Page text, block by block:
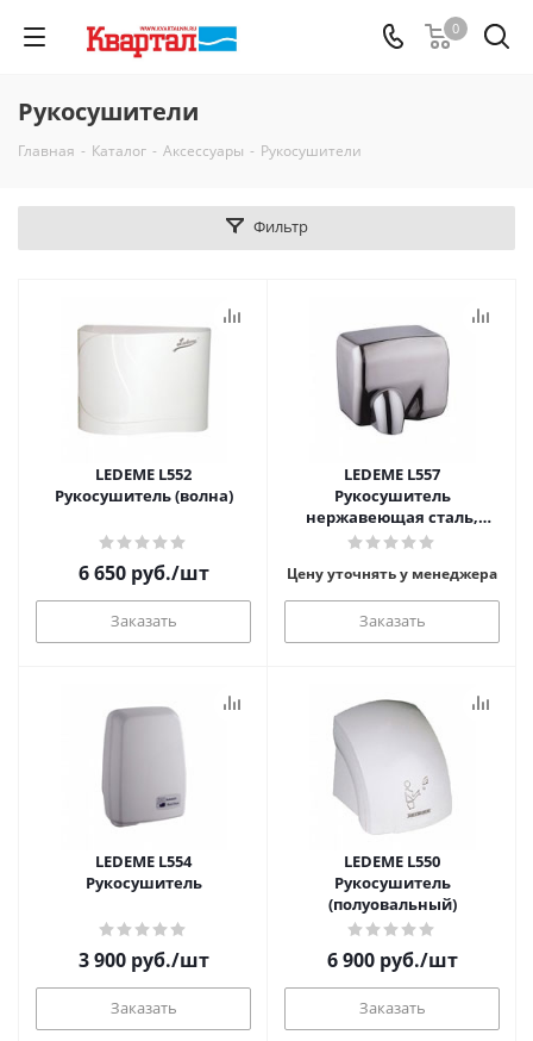
0
Рукосушители
Главная - Каталог - Аксессуары - Рукосушители
Фильтр
LEDEME L552
Рукосушитель (волна)
6 650руб./шт
Заказать
LEDEME L557
Рукосушитель
нержавеющая сталь,
глянцевый
Цену уточнять у менеджера
Заказать
LEDEME L554
Рукосушитель
3 900руб./шт
Заказать
LEDEME L550
Рукосушитель
(полуовальный)
6 900руб./шт
Заказать